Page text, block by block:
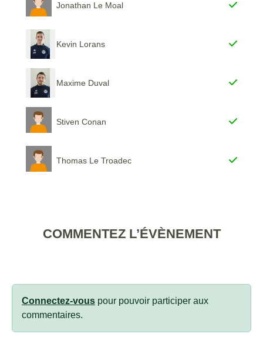
Jonathan Le Moal
Kevin Lorans
Maxime Duval
Stiven Conan
Thomas Le Troadec
COMMENTEZ L’ÉVÈNEMENT
Connectez-vous pour pouvoir participer aux
commentaires.